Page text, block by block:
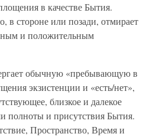
в качестве Бытия.
в стороне или позади, отмирает
и положительным
обычную «пребывающую в
экзистенции и «есть/нет»,
близкое и далекое
полноты и присутствия Бытия.
Пространство, Время и